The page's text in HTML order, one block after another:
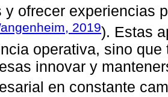
y ofrecer experiencias
2019). Estas
operativa, sino
innovar y
en constante